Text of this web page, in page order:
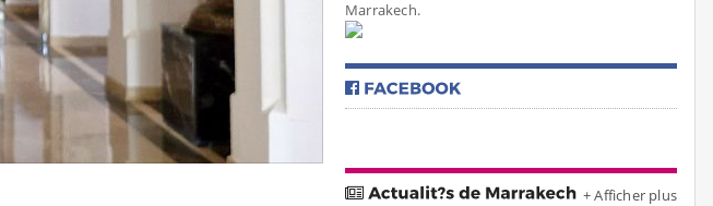
Marrakech.
+ Afficher plus